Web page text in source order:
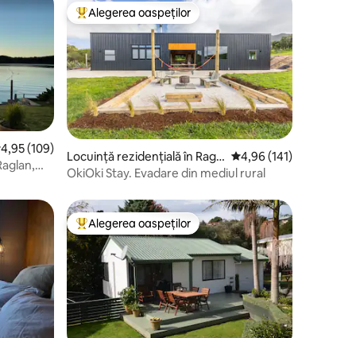
mediu de 4,95 din 5, 109 recenzii
4,95 (109)
Locuință din topul categoriei Alegerea oaspeților
Alegerea oaspeților
Locuință rezidențială în Ragla
n
Scor mediu de 4,96
4,96 (141)
OkiOki Stay. Evadare din mediul rural
oaspețilorLocuință din topul categoriei Alegerea oaspeților
Alegerea oaspeților